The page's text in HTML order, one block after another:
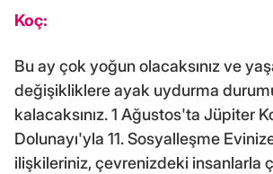
Koç:
Bu ay çok yoğun olacaksınız ve
değişikliklere ayak uydurma
kalacaksınız. 1 Ağustos'ta Jüpiter
Dolunayı'yla 11. Sosyalleşme
ilişkileriniz, çevrenizdeki insanlarla